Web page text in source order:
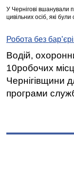
У Чернігові вшанували
цивільних осіб, які
Робота без
Водій,
10робочих
Чернігівщини
програми